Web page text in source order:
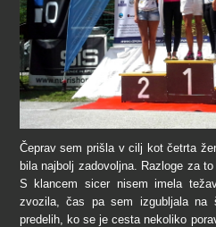
Čeprav sem prišla v cilj kot četrta
bila najbolj zadovoljna. Razloge za
S klancem sicer nisem imela
zvozila, čas pa sem izgubljala na
predelih, ko se je cesta nekoliko